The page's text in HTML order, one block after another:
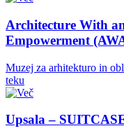
Architecture With
Empowerment
Muzej za arhitekturo in
teku
Upsala –